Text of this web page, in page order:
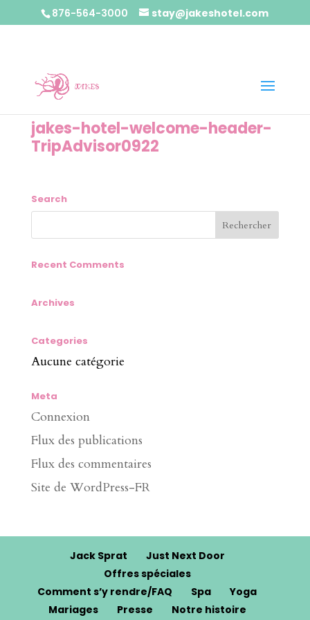
876-564-3000 stay@jakeshotel.com
jakes-hotel-welcome-header-
TripAdvisor0922
Search
Recent Comments
Archives
Categories
Aucune catégorie
Meta
Connexion
Flux des publications
Flux des commentaires
Site de WordPress-FR
Jack Sprat
Just Next Door
Offres spéciales
Comment s’y rendre/FAQ
Spa
Yoga
Mariages
Presse Notre histoire